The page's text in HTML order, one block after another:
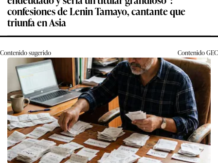
confesiones de Lenin Tamayo, cantante que
triunfa en Asia
Contenido sugerido ContenidoGEC